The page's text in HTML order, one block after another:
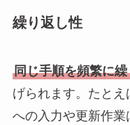
繰り返し性
同じ手順を頻繁に
げられます。たと
への入力や更新作